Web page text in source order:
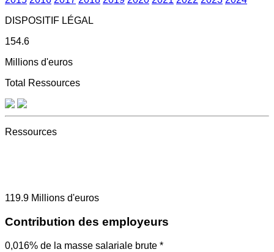
DISPOSITIF LÉGAL
154.6
Millions d'euros
Total Ressources
Ressources
119.9 Millions d'euros
Contribution des employeurs
0,016% de la masse salariale brute *